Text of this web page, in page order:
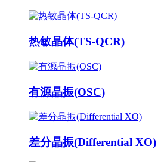
热敏晶体(TS-QCR)
有源晶振(OSC)
差分晶振(Differential XO)